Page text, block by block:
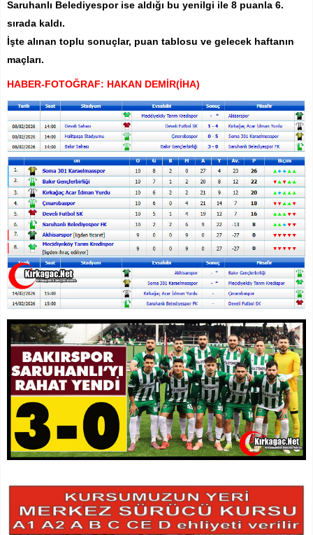
Saruhanlı Belediyespor ise aldığı bu yenilgi ile 8 puanla 6.
sırada kaldı.
İşte alınan toplu sonuçlar, puan tablosu ve gelecek haftanın
maçları.
HABER-FOTOĞRAF: HAKAN DEMİR(İHA)